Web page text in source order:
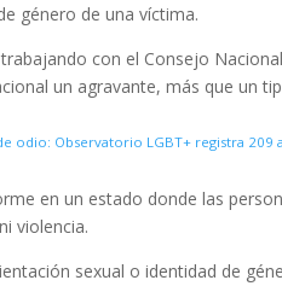
género de una víctima.
con el Consejo
un agravante, más que un
odio: Observatorio LGBT+ registra 209
en un estado donde las
violencia.
sexual o identidad de